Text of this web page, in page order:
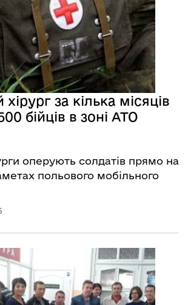
за кілька місяців
бійців в зоні АТО
оперують солдатів прямо на
польового мобільного